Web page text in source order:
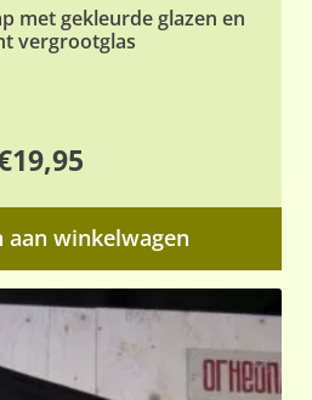
met gekleurde glazen en
vergrootglas
19,95
aan winkelwagen